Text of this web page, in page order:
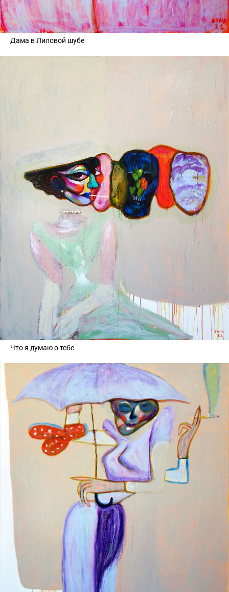
Дама в Лиловой шубе
Что я думаю о тебе